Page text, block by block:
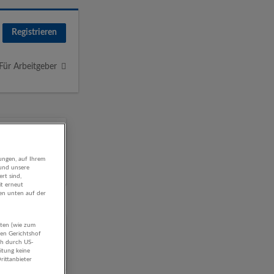
Registrieren
Für Arbeitgeber
auf Ihrem
unsere
sind,
erneut
unten auf der
(wie zum
Gerichtshof
durch US-
keine